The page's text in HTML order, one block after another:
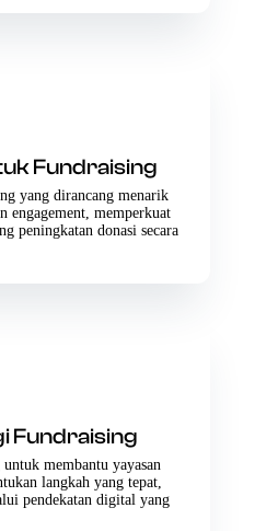
Fundraising
yang dirancang menarik
engagement, memperkuat
peningkatan donasi secara
Fundraising
untuk membantu yayasan
langkah yang tepat,
pendekatan digital yang